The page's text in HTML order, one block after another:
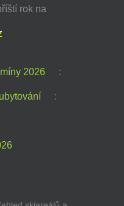
rok na
2026 :
ubytování :